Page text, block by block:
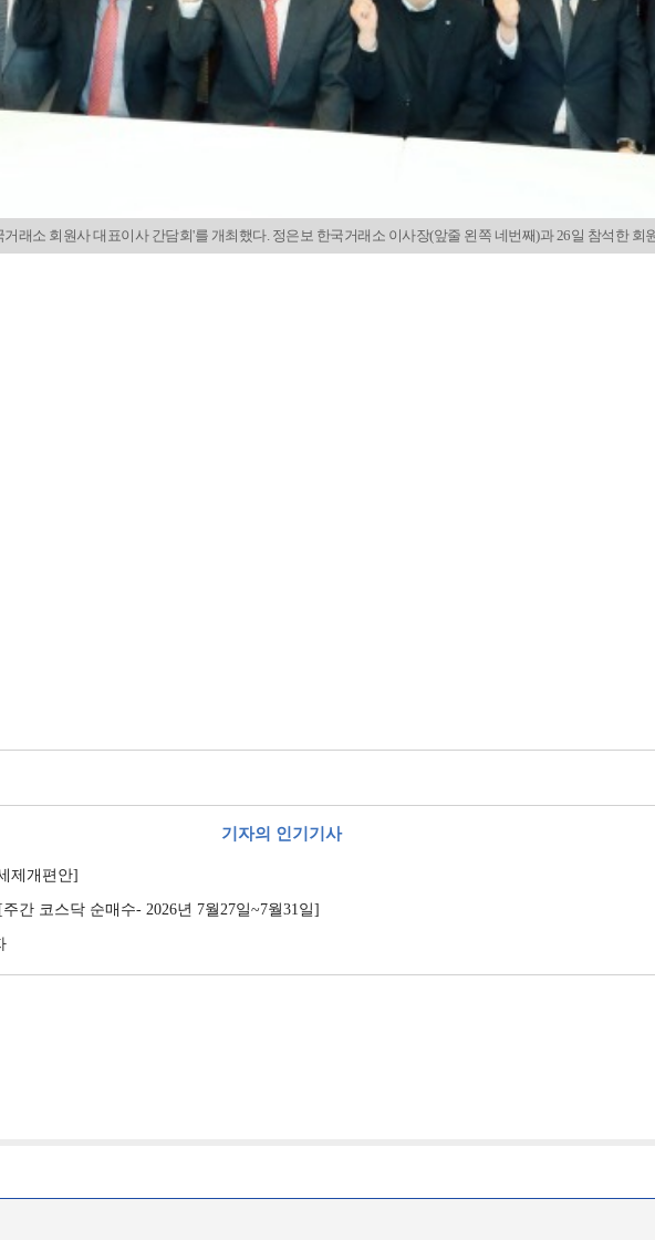
래소 회원사 대표이사 간담회'를 개최했다. 정은보 한국거래소 이사장(앞줄 왼쪽 네번째)과 26일 참석한 회
기자의 인기기사
제개편안]
간 코스닥 순매수- 2026년 7월27일~7월31일]